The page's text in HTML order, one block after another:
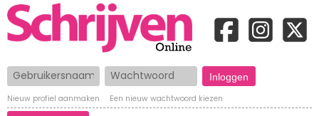
Gebruikersnaam Wachtwoord
Nieuw profiel aanmaken Een nieuw wachtwoord kiezen